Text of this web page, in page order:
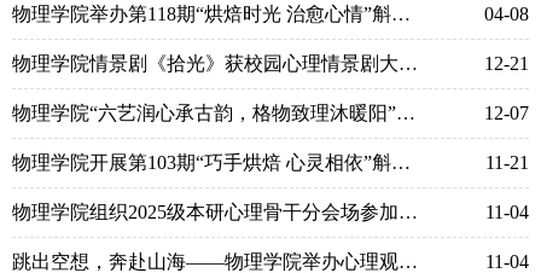
物理学院举办第118期“烘焙时光 治愈心情”斛心沙龙活动 04-08
物理学院情景剧《拾光》获校园心理情景剧大赛获佳绩 12-21
物理学院“六艺润心承古韵，格物致理沐暖阳”心理游园会圆满落幕 12-07
物理学院开展第103期“巧手烘焙 心灵相依”斛心沙龙活动 11-21
物理学院组织2025级本研心理骨干分会场参加校心理骨干培训班 11-04
跳出空想，奔赴山海——物理学院举办心理观影沙龙活动 11-04